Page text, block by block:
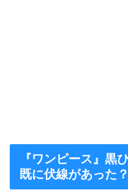
『ワンピース』黒
既に伏線があった？